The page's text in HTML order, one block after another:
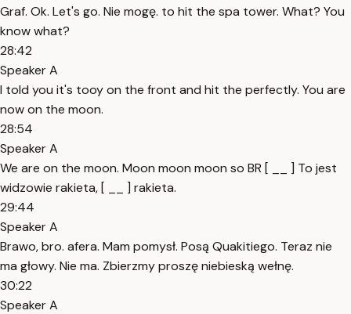
Graf. Ok. Let's go. Nie mogę. to hit the spa tower. What? You
know what?
28:42
Speaker A
I told you it's tooy on the front and hit the perfectly. You are
now on the moon.
28:54
Speaker A
We are on the moon. Moon moon moon so BR [ __ ] To jest
widzowie rakieta, [ __ ] rakieta.
29:44
Speaker A
Brawo, bro. afera. Mam pomysł. Posą Quakitiego. Teraz nie
ma głowy. Nie ma. Zbierzmy proszę niebieską wełnę.
30:22
Speaker A